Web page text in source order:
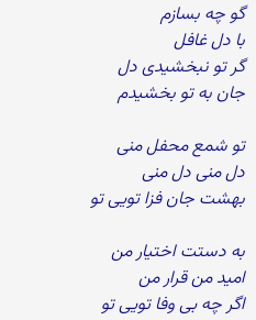
گو چه بسازم
با دل غافل
گر تو نبخشیدی دل
جان به تو بخشیدم
تو شمع محفل منی
دل منی دل منی
بهشت جان فزا تویی تو
به دستت اختیار من
امید من قرار من
اگر چه بی وفا تویی تو